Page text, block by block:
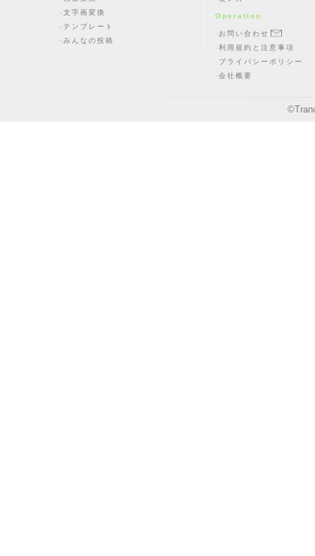
文字画変換
テンプレート
みんなの投稿
Operation
お問い合わせ
利用規約と注意事項
プライバシーポリシー
会社概要
©